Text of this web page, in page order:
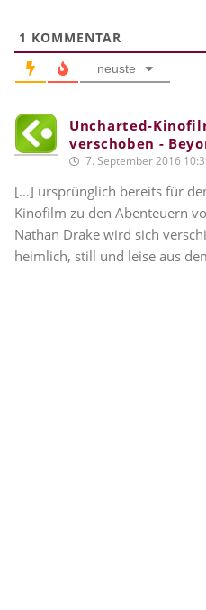
1 KOMMENTAR
neuste
Uncharted-
verschoben -
7. September 2016
[…] ursprünglich bereits für
Kinofilm zu den Abenteuern
Nathan Drake wird sich
heimlich, still und leise aus